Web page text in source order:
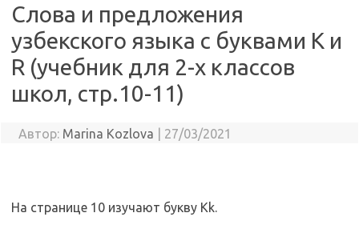
Cлова и предложения
узбекского языка с буквами K и
R (учебник для 2-х классов
школ, стр.10-11)
Автор: Marina Kozlova 27/03/2021
На странице 10 изучают букву Kk.